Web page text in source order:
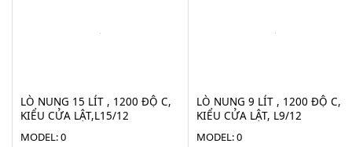
LÒ NUNG 15 LÍT , 1200 ĐỘ C,
KIỂU CỬA LẬT,L15/12
MODEL: 0
LÒ NUNG 9 LÍT , 1200 ĐỘ C,
KIỂU CỬA LẬT, L9/12
MODEL: 0